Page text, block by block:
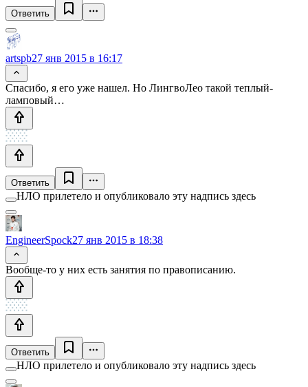
Ответить
artspb27 янв 2015 в 16:17
Спасибо, я его уже нашел. Но ЛингвоЛео такой теплый-
ламповый…
Ответить
НЛО прилетело и опубликовало эту надпись здесь
EngineerSpock27 янв 2015 в 18:38
Вообще-то у них есть занятия по правописанию.
Ответить
НЛО прилетело и опубликовало эту надпись здесь